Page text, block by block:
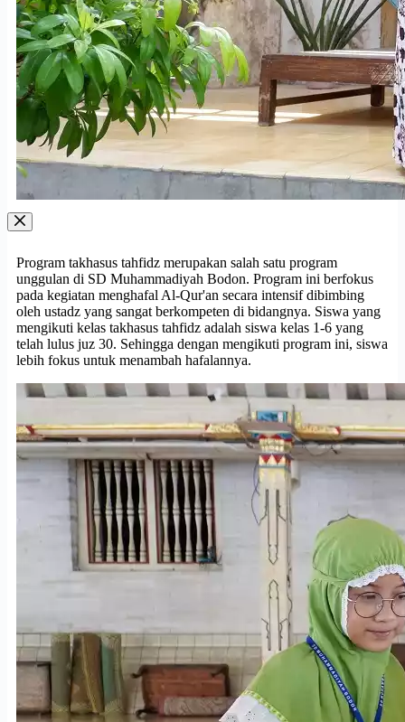
Program takhasus tahfidz merupakan salah satu program
unggulan di SD Muhammadiyah Bodon. Program ini berfokus
pada kegiatan menghafal Al-Qur'an secara intensif dibimbing
oleh ustadz yang sangat berkompeten di bidangnya. Siswa yang
mengikuti kelas takhasus tahfidz adalah siswa kelas 1-6 yang
telah lulus juz 30. Sehingga dengan mengikuti program ini, siswa
lebih fokus untuk menambah hafalannya.